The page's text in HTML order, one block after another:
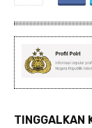
TINGGALKAN